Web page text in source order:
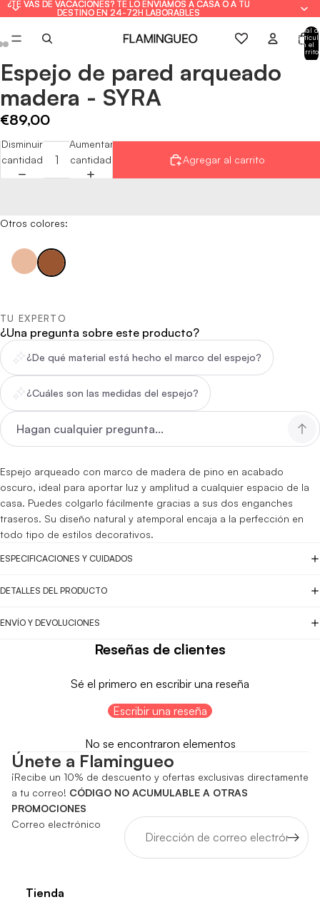
¿TE VAS DE VACACIONES? TE LO ENVIAMOS A CASA O A TU
DESTINO EN 24-72H LABORABLES
¿TE VAS DE VACACIONES? TE LO ENVIAMOS A CASA O A TU
DESTINO EN 24-72H LABORABLES
Total
en el
carrito:
Abrir
imagen
a
pantalla
completa
Abrir
imagen
a
pantalla
completa
Abrir
imagen
a
pantalla
completa
Espejo de pared arqueado
madera - SYRA
€89,00
Disminuir
cantidad
Aumentar
cantidad
Agregar al carrito
Otros colores:
TU EXPERTO
¿Una pregunta sobre este producto?
¿De qué material está hecho el marco del espejo?
¿Cuáles son las medidas del espejo?
Espejo arqueado con marco de madera de pino en acabado
oscuro, ideal para aportar luz y amplitud a cualquier espacio de la
casa. Puedes colgarlo fácilmente gracias a sus dos enganches
traseros. Su diseño natural y atemporal encaja a la perfección en
todo tipo de estilos decorativos.
ESPECIFICACIONES Y CUIDADOS
DETALLES DEL PRODUCTO
ENVÍO Y DEVOLUCIONES
Reseñas de clientes
Sé el primero en escribir una reseña
Escribir una reseña
No se encontraron elementos
Únete a Flamingueo
¡Recibe un 10% de descuento y ofertas exclusivas directamente
a tu correo! CÓDIGO NO ACUMULABLE A OTRAS
PROMOCIONES
Correo electrónico
Tienda